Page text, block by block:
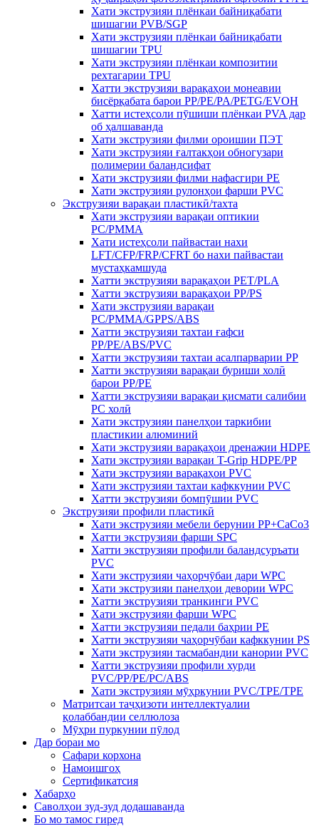
Хати экструзияи плёнкаи байниқабати
шишагии PVB/SGP
Хати экструзияи плёнкаи байниқабати
шишагии TPU
Хати экструзияи плёнкаи композитии
рехтагарии TPU
Хатти экструзияи варақаҳои монеавии
бисёрқабата барои PP/PE/PA/PETG/EVOH
Хатти истеҳсоли пӯшиши плёнкаи PVA дар
об ҳалшаванда
Хати экструзияи филми ороишии ПЭТ
Хати экструзияи ғалтакҳои обногузари
полимерии баландсифат
Хати экструзияи филми нафасгири PE
Хати экструзияи рулонҳои фарши PVC
Экструзияи варақаи пластикӣ/тахта
Хати экструзияи варақаи оптикии
PC/PMMA
Хати истеҳсоли пайвастаи нахи
LFT/CFP/FRP/CFRT бо нахи пайвастаи
мустаҳкамшуда
Хатти экструзияи варақаҳои PET/PLA
Хатти экструзияи варақаҳои PP/PS
Хати экструзияи варақаи
PC/PMMA/GPPS/ABS
Хатти экструзияи тахтаи ғафси
PP/PE/ABS/PVC
Хатти экструзияи тахтаи асалпарварии PP
Хатти экструзияи варақаи буриши холӣ
барои PP/PE
Хатти экструзияи варақаи қисмати салибии
PC холӣ
Хати экструзияи панелҳои таркибии
пластикии алюминий
Хати экструзияи варақаҳои дренажии HDPE
Хати экструзияи варақаи T-Grip HDPE/PP
Хати экструзияи варақаҳои PVC
Хати экструзияи тахтаи кафккунии PVC
Хатти экструзияи бомпӯшии PVC
Экструзияи профили пластикӣ
Хати экструзияи мебели берунии PP+CaCo3
Хатти экструзияи фарши SPC
Хатти экструзияи профили баландсуръати
PVC
Хати экструзияи чаҳорчӯбаи дари WPC
Хати экструзияи панелҳои девории WPC
Хатти экструзияи транкинги PVC
Хати экструзияи фарши WPC
Хатти экструзияи педали баҳрии PE
Хатти экструзияи чаҳорчӯбаи кафккунии PS
Хати экструзияи тасмабандии канории PVC
Хатти экструзияи профили хурди
PVC/PP/PE/PC/ABS
Хати экструзияи мӯҳркунии PVC/TPE/TPE
Матритсаи таҷҳизоти интеллектуалии
қолаббандии селлюлоза
Мӯҳри пуркунии пӯлод
Дар бораи мо
Сафари корхона
Намоишгоҳ
Сертификатсия
Хабарҳо
Саволҳои зуд-зуд додашаванда
Бо мо тамос гиред